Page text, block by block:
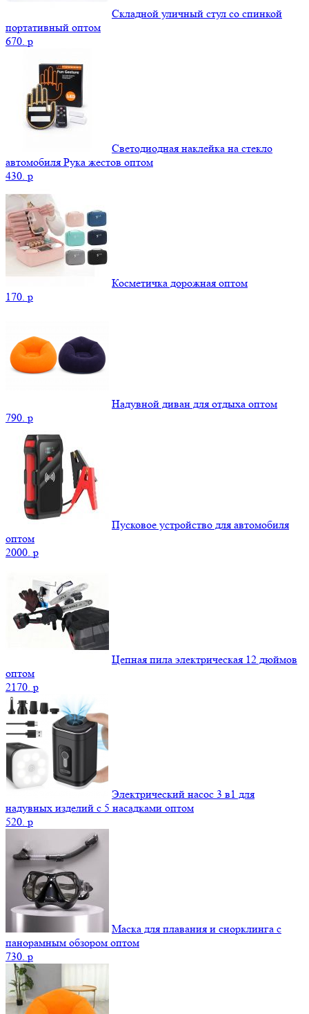
Складной уличный стул со спинкой
портативный оптом
670. p
Светодиодная наклейка на стекло
автомобиля Рука жестов оптом
430. p
Косметичка дорожная оптом
170. p
Надувной диван для отдыха оптом
790. p
Пусковое устройство для автомобиля
оптом
2000. p
Цепная пила электрическая 12 дюймов
оптом
2170. p
Электрический насос 3 в1 для
надувных изделий с 5 насадками оптом
520. p
Маска для плавания и снорклинга с
панорамным обзором оптом
730. p